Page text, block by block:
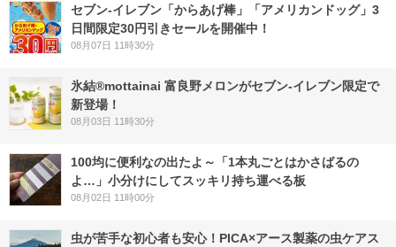
セブン‐イレブン「からあげ棒」「アメリカンドッグ」3
日間限定30円引きセールを開催中！
08月07日 11時30分
氷結®mottainai 富良野メロンがセブン‐イレブン限定で
新登場！
08月03日 11時30分
100均に便利なの出たよ～「1本丸ごとはかさばるの
よ…」小分けにしてスッキリ持ち運べる板
08月02日 11時00分
虫が苦手な初心者も安心！PICA×アース製薬の虫ケアス